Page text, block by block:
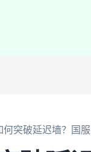
何突破延迟墙？国